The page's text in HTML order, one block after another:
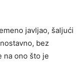
javljao, šaljući
bez
na ono što je